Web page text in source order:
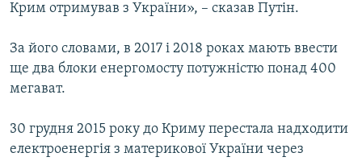
Крим отримував з України», – сказав Путін.
За його словами, в 2017 і 2018 роках мають ввести
ще два блоки енергомосту потужністю понад 400
мегават.
30 грудня 2015 року до Криму перестала надходити
електроенергія з материкової України через